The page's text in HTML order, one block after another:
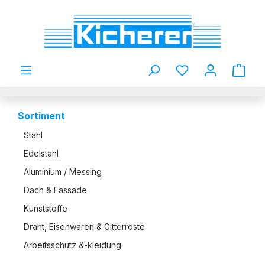
Zum Hauptinhalt springen
Du hast 0
Sortiment
Stahl
Edelstahl
Aluminium / Messing
Dach & Fassade
Kunststoffe
Draht, Eisenwaren & Gitterroste
Arbeitsschutz &-kleidung